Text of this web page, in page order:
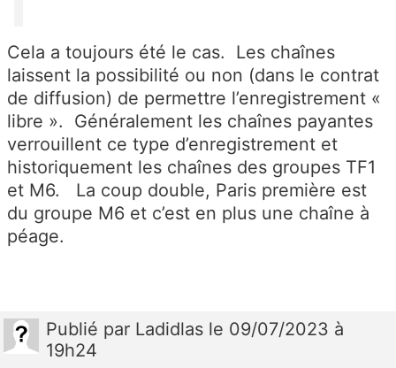
Cela a toujours été le cas. Les chaînes
laissent la possibilité ou non (dans le contrat
de diffusion) de permettre l’enregistrement «
libre ». Généralement les chaînes payantes
verrouillent ce type d’enregistrement et
historiquement les chaînes des groupes TF1
et M6. La coup double, Paris première est
du groupe M6 et c’est en plus une chaîne à
péage.
Publié par Ladidlas le 09/07/2023 à
19h24